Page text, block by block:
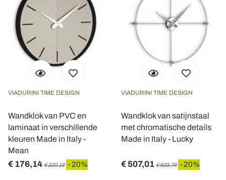
Utilizziamo i cookie per personalizzare contenuti ed
annunci, per fornire funzionalità dei social media e per
analizzare il nostro traffico. Condividiamo inoltre
informazioni sul modo in cui utilizza il nostro sito con i
nostri partner che si occupano di analisi dei dati web,
pubblicità e social media, i quali potrebbero combinarle
con altre informazioni che ha fornito loro o che hanno
VIADURINI TIME DESIGN
Wandklok van PVC en
laminaat in verschillende
kleuren Made in Italy -
Mean
€ 176,14 € 220,18 - 20%
VIADURINI TIME DESIGN
Wandklok van satijnstaal
met chromatische details
Made in Italy - Lucky
€ 507,01 € 633,76 - 20%